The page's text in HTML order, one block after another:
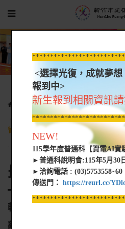
光復新聞
最新消息
轉知-[財團法人中華民國私立學校
管理委員會]檢送本會業務宣導影片之
最新消息
轉知-[財團法人中華民國私
離職資遣儲金管理委員會]
<選擇光復，成就夢想
報到中>
新生報到相關資訊
NEW!
115學年度普通科【資電AI實
►普通科說明會:115年5月30
►洽詢電話 : (03)5753558~60
傳送門： https://reurl.cc/